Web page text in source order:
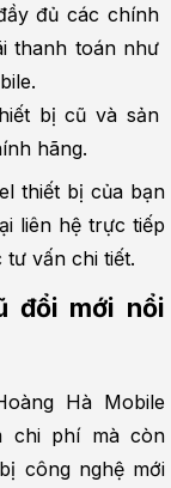
đủ các chính
thanh toán như
bị cũ và sản
hãng.
thiết bị của bạn
liên hệ trực tiếp
vấn chi tiết.
đổi mới nổi
Hà Mobile
chi phí mà còn
công nghệ mới